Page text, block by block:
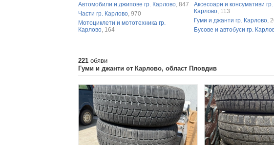
Автомобили и джипове гр. Карлово , 847
Части гр. Карлово , 970
Мотоциклети и мототехника гр.
Карлово , 164
Аксесоари и консумативи гр.
Карлово , 113
Гуми и джанти гр. Карлово ,
Бусове и автобуси гр.
221 обяви
Гуми и джанти от Карлово, област Пловдив